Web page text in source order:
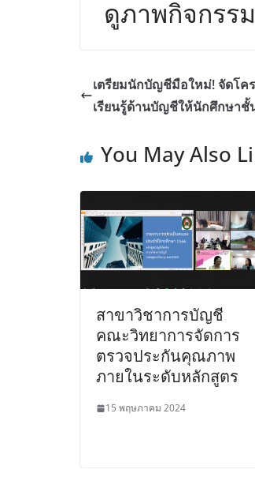
ดูภาพกิจกรร
เตรียมนักบัญชีมือใหม่! จัดโค
เรียนรู้ด้านบัญชีให้นักศึกษาชั้
You May Also
สาขาวิชาการบัญชี
คณะวิทยาการจัดการ
ตรวจประกันคุณภาพ
ภายในระดับหลักสูตร
15 พฤษภาคม 2024